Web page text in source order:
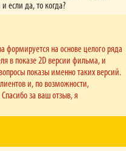
если да, то когда?
формируется на основе целого ряда
в показе 2D версии фильма, и
показы именно таких версий.
и, по возможности,
за ваш отзыв, я